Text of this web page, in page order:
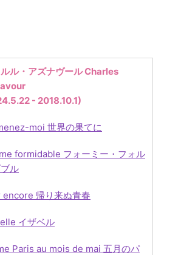
ル・アズナヴール Charles
- 2018.10.1)
moi 世界の果てに
formidable フォーミー・フォル
ル
encore 帰り来ぬ青春
イザベル
Paris au mois de mai 五月のパ